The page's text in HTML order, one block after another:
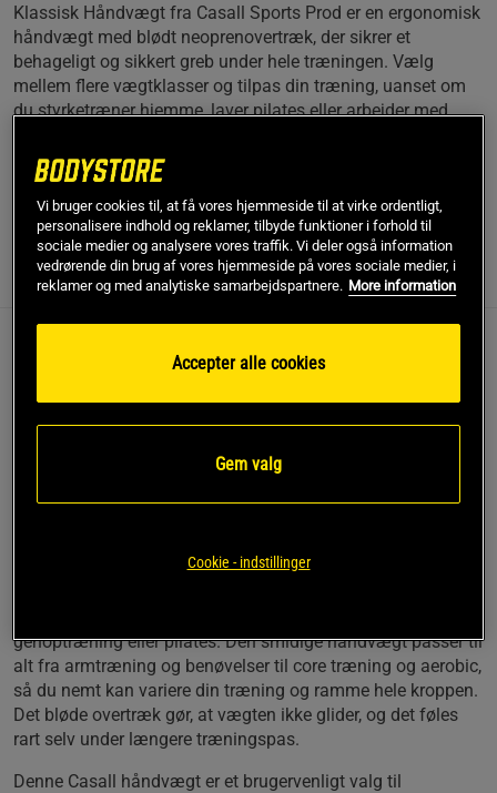
Klassisk Håndvægt fra Casall Sports Prod er en ergonomisk
håndvægt med blødt neoprenovertræk, der sikrer et
behageligt og sikkert greb under hele træningen. Vælg
mellem flere vægtklasser og tilpas din træning, uanset om
du styrketræner hjemme, laver pilates eller arbejder med
gør den til et fleksibelt valg for både begyndere og erfarne.
Læs mere
Information Anmeldelser(1)
Klassisk Håndvægt 1–10 kg fra Casall Sports Prod er en
alsidig håndvægt, der gør det nemt at få træningen til at
passe ind i hverdagen. Her får du en klassisk håndvægt
med blødt neoprenovertræk, som giver et behageligt og
sikkert greb, også når pulsen stiger. Det ergonomiske design
genoptræning eller pilates. Den smidige håndvægt passer til
alt fra armtræning og benøvelser til core træning og aerobic,
så du nemt kan variere din træning og ramme hele kroppen.
Det bløde overtræk gør, at vægten ikke glider, og det føles
rart selv under længere træningspas.
Denne Casall håndvægt er et brugervenligt valg til
Vi bruger cookies til, at få vores hjemmeside til at virke ordentligt,
personalisere indhold og reklamer, tilbyde funktioner i forhold til
sociale medier og analysere vores traffik. Vi deler også information
vedrørende din brug af vores hjemmeside på vores sociale medier, i
reklamer og med analytiske samarbejdspartnere. More information
Accepter alle cookies
Gem valg
Cookie - indstillinger